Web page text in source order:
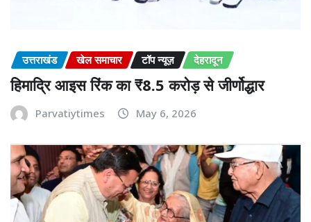
उत्तराखंड खेल समाचार टॉप न्यूज़ देहरादून
हिमाद्रि आइस रिंक का ₹8.5 करोड़ से जीर्णोद्धार
Parvatiytimes May 6, 2026